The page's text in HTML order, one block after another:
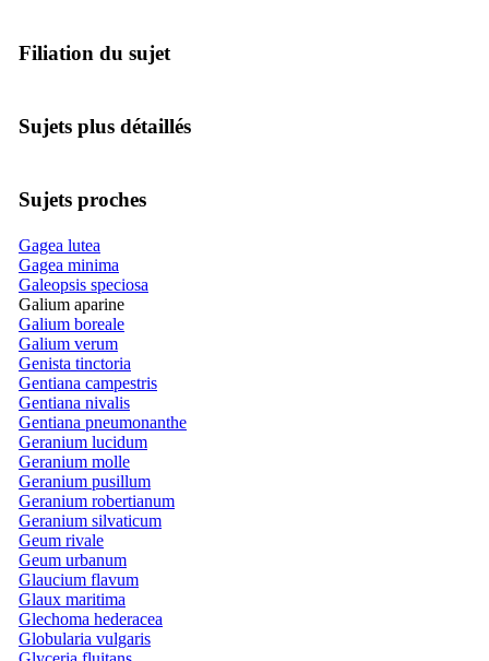
Filiation du sujet
Sujets plus détaillés
Sujets proches
Gagea lutea
Gagea minima
Galeopsis speciosa
Galium aparine
Galium boreale
Galium verum
Genista tinctoria
Gentiana campestris
Gentiana nivalis
Gentiana pneumonanthe
Geranium lucidum
Geranium molle
Geranium pusillum
Geranium robertianum
Geranium silvaticum
Geum rivale
Geum urbanum
Glaucium flavum
Glaux maritima
Glechoma hederacea
Globularia vulgaris